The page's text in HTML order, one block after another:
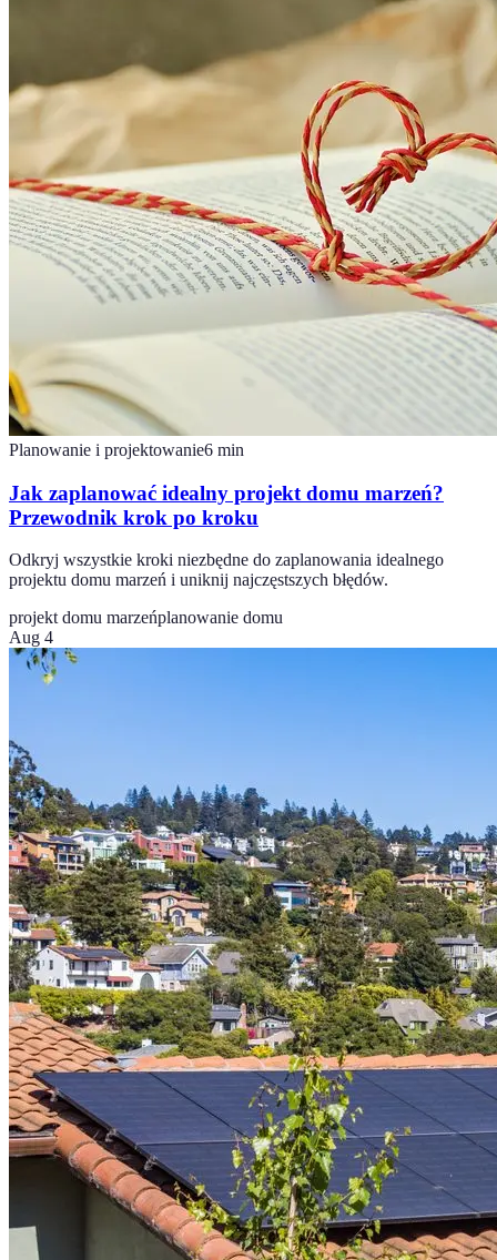
Planowanie i projektowanie6 min
Jak zaplanować idealny projekt domu marzeń?
Przewodnik krok po kroku
Odkryj wszystkie kroki niezbędne do zaplanowania idealnego
projektu domu marzeń i uniknij najczęstszych błędów.
projekt domu marzeńplanowanie domu
Aug 4